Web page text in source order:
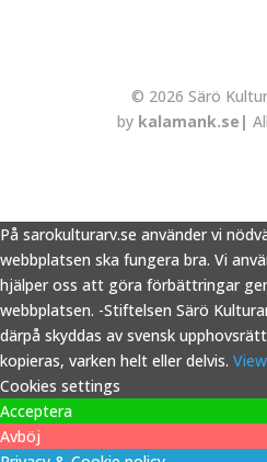
© 2026 Särö
by kalamank.se|
På sarokulturarv.se använder vi
webbplatsen ska fungera bra. Vi
hjälper oss att göra förbättringar
webbplatsen. -Stiftelsen Särö
därpå skyddas av svensk
kopieras, varken helt eller delvis.
Cookies settings
Acceptera
Avböj